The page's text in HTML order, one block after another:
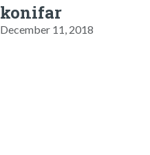
konifar
December 11, 2018